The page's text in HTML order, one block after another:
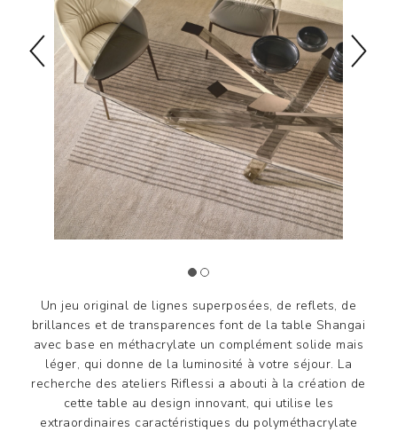
Un jeu original de lignes superposées, de reflets, de
brillances et de transparences font de la table Shangai
avec base en méthacrylate un complément solide mais
léger, qui donne de la luminosité à votre séjour. La
recherche des ateliers Riflessi a abouti à la création de
cette table au design innovant, qui utilise les
extraordinaires caractéristiques du polyméthacrylate